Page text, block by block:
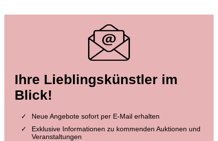
Ihre Lieblingskünstler im
Blick!
Neue Angebote sofort per E-Mail erhalten
Exklusive Informationen zu kommenden Auktionen und
Veranstaltungen